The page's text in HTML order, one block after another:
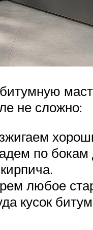
не сложно:
по бокам
любое
кусок